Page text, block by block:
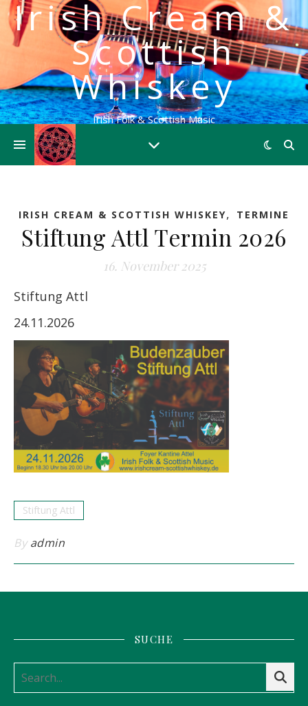
Irish Cream &
Scottish
Whiskey
Irish Folk & Scottish Music
IRISH CREAM & SCOTTISH WHISKEY, TERMINE
Stiftung Attl Termin 2026
16. November 2025
Stiftung Attl
24.11.2026
Stiftung Attl
By admin
SUCHE